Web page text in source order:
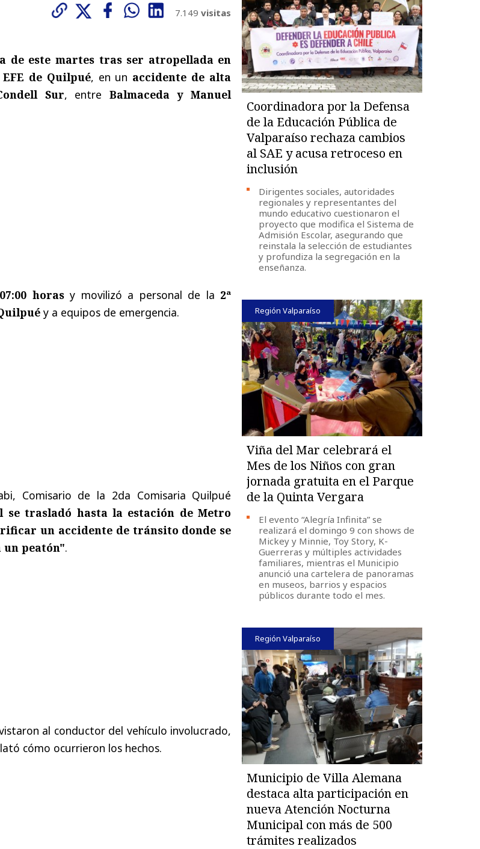
7.149 visitas
de este martes tras ser atropellada en
de Quilpué, en un accidente de alta
Sur, entre Balmaceda y Manuel
horasy movilizó a personal de la 2ª
y a equipos de emergencia.
Comisario de la 2da Comisaria Quilpué
se trasladó hasta la estación de Metro
un accidente de tránsito donde se
peatón".
al conductor del vehículo involucrado,
cómo ocurrieron los hechos.
Coordinadora por la Defensa
de la Educación Pública de
Valparaíso rechaza cambios
al SAE y acusa retroceso en
inclusión
Dirigentes sociales, autoridades
regionales y representantes del
mundo educativo cuestionaron el
proyecto que modifica el Sistema de
Admisión Escolar, asegurando que
reinstala la selección de estudiantes
y profundiza la segregación en la
enseñanza.
Región Valparaíso
Viña del Mar celebrará el
Mes de los Niños con gran
jornada gratuita en el Parque
de la Quinta Vergara
El evento “Alegría Infinita” se
realizará el domingo 9 con shows de
Mickey y Minnie, Toy Story, K-
Guerreras y múltiples actividades
familiares, mientras el Municipio
anunció una cartelera de panoramas
en museos, barrios y espacios
públicos durante todo el mes.
Región Valparaíso
Municipio de Villa Alemana
destaca alta participación en
nueva Atención Nocturna
Municipal con más de 500
trámites realizados